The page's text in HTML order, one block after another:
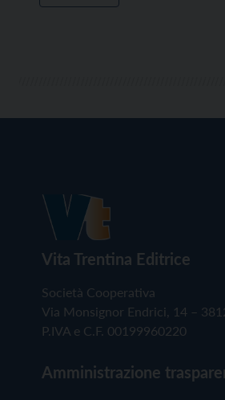
Vita Trentina Editrice
Società Cooperativa
Via Monsignor Endrici, 14 –
P.IVA e C.F. 00199960220
Amministrazione